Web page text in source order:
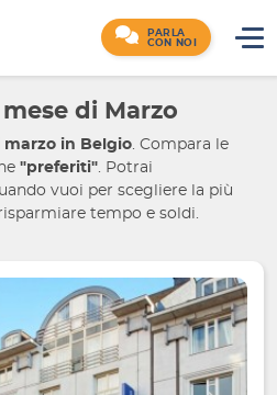
PARLA
CON NOI
mese di Marzo
marzo in Belgio. Compara le
"preferiti". Potrai
vuoi per scegliere la più
tempo e soldi.